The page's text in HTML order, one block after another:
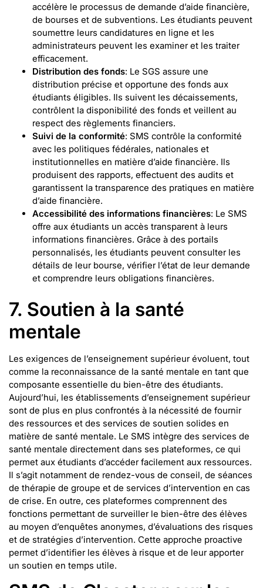
accélère le processus de demande d’aide financière,
de bourses et de subventions. Les étudiants peuvent
soumettre leurs candidatures en ligne et les
administrateurs peuvent les examiner et les traiter
efficacement.
Distribution des fonds: Le SGS assure une
distribution précise et opportune des fonds aux
étudiants éligibles. Ils suivent les décaissements,
contrôlent la disponibilité des fonds et veillent au
respect des règlements financiers.
Suivi de la conformité: SMS contrôle la conformité
avec les politiques fédérales, nationales et
institutionnelles en matière d’aide financière. Ils
produisent des rapports, effectuent des audits et
garantissent la transparence des pratiques en matière
d’aide financière.
Accessibilité des informations financières: Le SMS
offre aux étudiants un accès transparent à leurs
informations financières. Grâce à des portails
personnalisés, les étudiants peuvent consulter les
détails de leur bourse, vérifier l’état de leur demande
et comprendre leurs obligations financières.
7. Soutien à la santé
mentale
Les exigences de l’enseignement supérieur évoluent, tout
comme la reconnaissance de la santé mentale en tant que
composante essentielle du bien-être des étudiants.
Aujourd’hui, les établissements d’enseignement supérieur
sont de plus en plus confrontés à la nécessité de fournir
des ressources et des services de soutien solides en
matière de santé mentale. Le SMS intègre des services de
santé mentale directement dans ses plateformes, ce qui
permet aux étudiants d’accéder facilement aux ressources.
Il s’agit notamment de rendez-vous de conseil, de séances
de thérapie de groupe et de services d’intervention en cas
de crise. En outre, ces plateformes comprennent des
fonctions permettant de surveiller le bien-être des élèves
au moyen d’enquêtes anonymes, d’évaluations des risques
et de stratégies d’intervention. Cette approche proactive
permet d’identifier les élèves à risque et de leur apporter
un soutien en temps utile.